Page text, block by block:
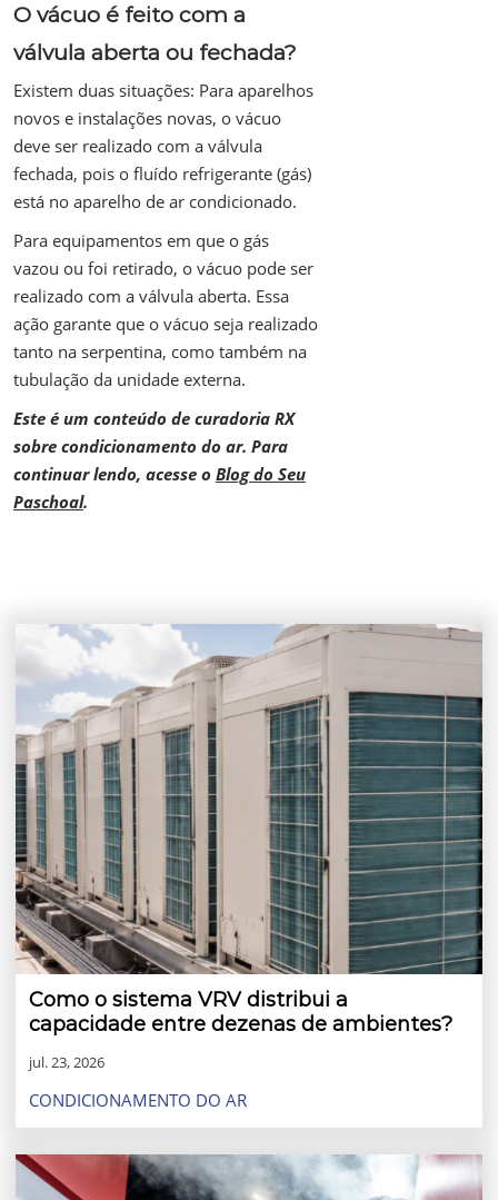
O vácuo é feito com a
válvula aberta ou fechada?
Existem duas situações: Para aparelhos
novos e instalações novas, o vácuo
deve ser realizado com a válvula
fechada, pois o fluído refrigerante (gás)
está no aparelho de ar condicionado.
Para equipamentos em que o gás
vazou ou foi retirado, o vácuo pode ser
realizado com a válvula aberta. Essa
ação garante que o vácuo seja realizado
tanto na serpentina, como também na
tubulação da unidade externa.
Este é um conteúdo de curadoria RX
sobre condicionamento do ar. Para
continuar lendo, acesse o Blog do Seu
Paschoal.
Como o sistema VRV distribui a
capacidade entre dezenas de ambientes?
jul. 23, 2026
CONDICIONAMENTO DO AR